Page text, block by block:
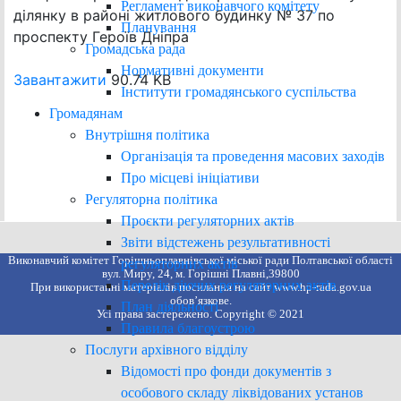
Регламент виконавчого комітету
Планування
Громадська рада
Нормативні документи
Інститути громадянського суспільства
Громадянам
Внутрішня політика
Організація та проведення масових заходів
Про місцеві ініціативи
Регуляторна політика
Проєкти регуляторних актів
Звіти відстежень результативності
регуляторних актів
Перелік діючих регуляторних актів
План діяльності
Правила благоустрою
Послуги архівного відділу
Відомості про фонди документів з
особового складу ліквідованих установ
ділянку в районі житлового будинку № 37 по
проспекту Героїв Дніпра
Завантажити 90.74 KB
Виконавчий комітет Горішньоплавнівської міської ради Полтавської області
вул. Миру, 24, м. Горішні Плавні,39800
При використанні матеріалів посилання на сайт www.hp-rada.gov.ua
обов’язкове.
Усі права застережено. Copyright © 2021